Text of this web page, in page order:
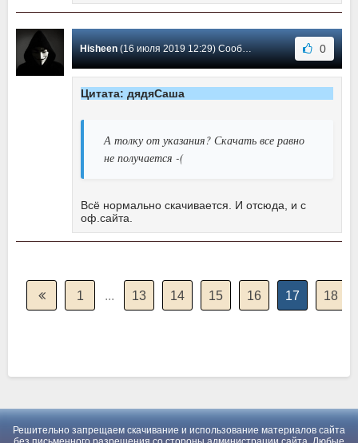
Hisheen(16 июля 2019 12:29) Сообщение #258 0
Цитата: дядяСаша
А толку от указания? Скачать все равно
не получается -(
Всё нормально скачивается. И отсюда, и с
оф.сайта.
1 ... 13 14 15 16 17 18
Решительно запрещаем скачивание и использование материалов сайта